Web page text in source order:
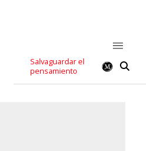
Salvaguardar el
pensamiento